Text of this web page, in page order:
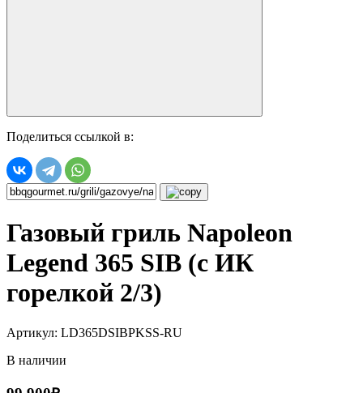
Поделиться ссылкой в:
Газовый гриль Napoleon
Legend 365 SIB (с ИК
горелкой 2/3)
Артикул: LD365DSIBPKSS-RU
В наличии